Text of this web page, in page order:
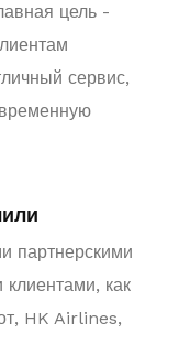
цель -
сервис,
партнерскими
как
HK Airlines,